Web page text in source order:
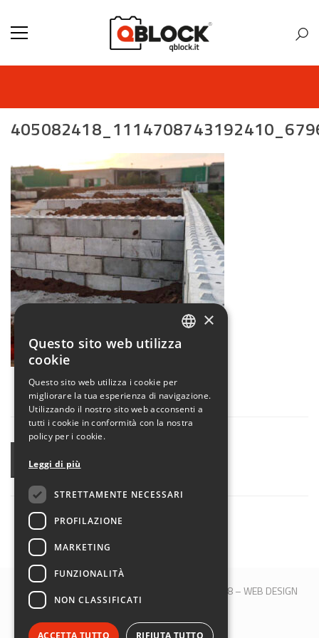
CONDIVIDI
© 2017 QBLOCK® | Bologna | P.IVA 00509121208 –WEB DESIGN
SEGUICI SU:
×
Questo sito web utilizza
cookie
Questo sito web utilizza i cookie per
migliorare la tua esperienza di navigazione.
Utilizzando il nostro sito web acconsenti a
tutti i cookie in conformità con la nostra
policy per i cookie.
Leggi di più
STRETTAMENTE NECESSARI
PROFILAZIONE
MARKETING
FUNZIONALITÀ
NON CLASSIFICATI
ACCETTA TUTTO RIFIUTA TUTTO